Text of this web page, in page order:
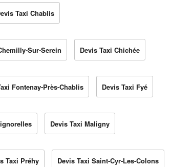
Taxi Chablis
Sur-Serein Devis Taxi Chichée
Fontenay-Près-Chablis Devis Taxi Fyé
Devis Taxi Maligny
Taxi Préhy Devis Taxi Saint-Cyr-Les-Colons